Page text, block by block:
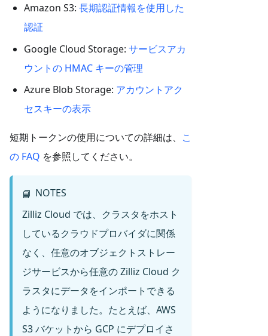
Amazon S3: 長期認証情報を使用した
認証
Google Cloud Storage: サービスアカ
ウントの HMAC キーの管理
Azure Blob Storage: アカウントアク
セスキーの表示
短期トークンの使用についての詳細は、 こ
の FAQ を参照してください。
📘 NOTES
Zilliz Cloud では、クラスタをホスト
しているクラウドプロバイダに関係
なく、任意のオブジェクトストレー
ジサービスから任意の Zilliz Cloud ク
ラスタにデータをインポートできる
ようになりました。たとえば、AWS
S3 バケットから GCP にデプロイさ